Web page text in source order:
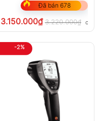
Đã bán 678
3.150.000₫ 3.220.000₫ chưa
-2%